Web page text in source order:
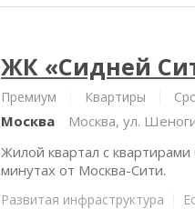
ЖК «Сидней
Премиум Квартиры
Москва
Москва, ул.
Жилой квартал с
минутах от Москва-Сити.
Развитая инфраструктура